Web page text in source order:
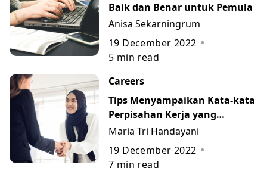
Baik dan Benar untuk Pemula
Anisa Sekarningrum
19 December 2022
5 min read
Careers
Tips Menyampaikan Kata-kata
Perpisahan Kerja yang
Berkesan beserta Contohnya
Maria Tri Handayani
19 December 2022
7 min read